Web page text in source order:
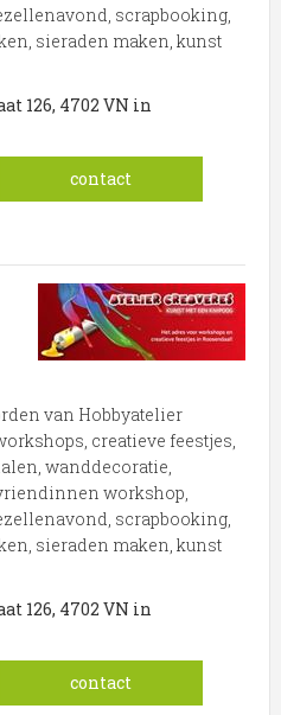
winkel
hobbymaterialen
scrapbooking,
sieraden maken, kunst
126, 4702 VN in
contact
van Hobbyatelier
creatieve feestjes,
wanddecoratie,
workshop,
scrapbooking,
sieraden maken, kunst
126, 4702 VN in
contact